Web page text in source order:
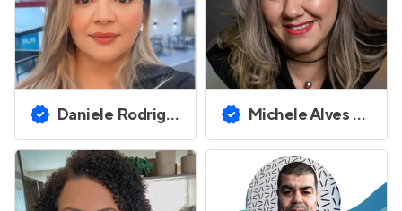
Daniele Rodrigues Michele Alves Monteiro